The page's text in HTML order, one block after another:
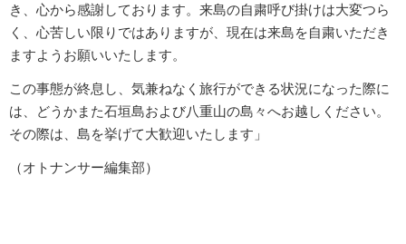
き、心から感謝しております。来島の自粛呼び掛けは大変つら
く、心苦しい限りではありますが、現在は来島を自粛いただき
ますようお願いいたします。
この事態が終息し、気兼ねなく旅行ができる状況になった際に
は、どうかまた石垣島および八重山の島々へお越しください。
その際は、島を挙げて大歓迎いたします」
（オトナンサー編集部）